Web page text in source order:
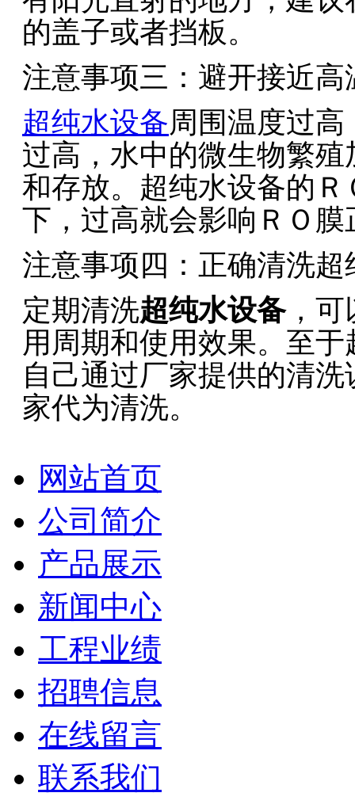
的盖子或者挡板。
注意事项三：避开接近
超纯水设备周围温度过
过高，水中的微生物繁
和存放。超纯水设备的
下，过高就会影响ＲＯ膜
注意事项四：正确清洗超
定期清洗超纯水设备，可
用周期和使用效果。至
自己通过厂家提供的清
家代为清洗。
网站首页
公司简介
产品展示
新闻中心
工程业绩
招聘信息
在线留言
联系我们